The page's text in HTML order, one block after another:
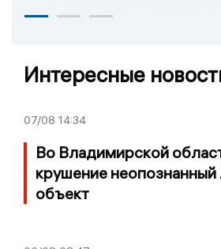
Интересные
07/08 14:34
Во Владимирской
крушение неопознанный
объект